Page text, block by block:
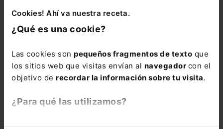
Cookies! Ahí va nuestra receta.
¿Qué es una cookie?
Las cookies son pequeños fragmentos de texto que
los sitios web que visitas envían al navegador con el
objetivo de recordar la información sobre tu visita.
¿Para qué las utilizamos?
de 37.500 citas.
La suscripción al